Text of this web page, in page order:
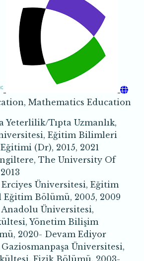
Mathematics Education
Yeterlilik/Tıpta Uzmanlık,
Eğitim Bilimleri
(Dr), 2015, 2021
The University Of
Üniversitesi, Eğitim
Eğitim Bölümü, 2005, 2009
Üniversitesi,
Yönetim Bilişim
2020- Devam Ediyor
Üniversitesi,
Fizik Bölümü, 2003-